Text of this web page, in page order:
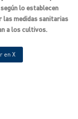
lo establecen
medidas sanitarias
a los cultivos.
en X